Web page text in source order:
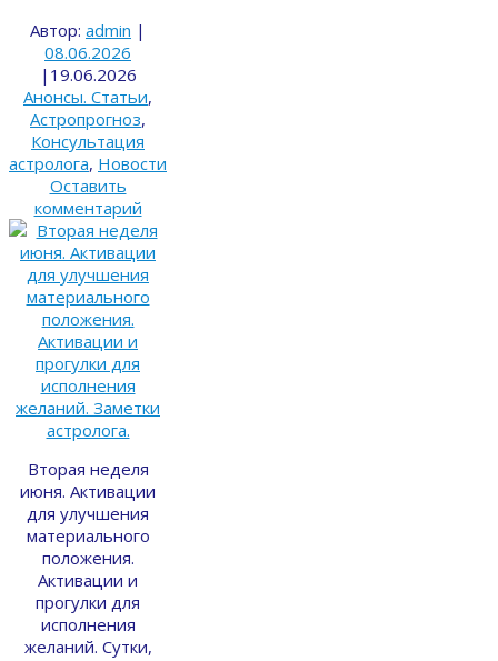
Автор: admin |
08.06.2026
| 19.06.2026
Анонсы. Статьи,
Астропрогноз,
Консультация
астролога, Новости
Оставить
комментарий
Вторая неделя
июня. Активации
для улучшения
материального
положения.
Активации и
прогулки для
исполнения
желаний. Сутки,